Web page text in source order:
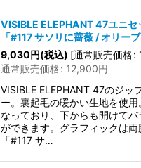
絞り込む
VISIBLE ELEPHANT 47ユニセ
「#117 サソリに薔薇 / オリーブ
9,030円(税込) [通常販売価格:
通常販売価格: 12,900円
VISIBLE ELEPHANT 47のジッ
ー。裏起毛の暖かい生地を使
なっており、下からも開けて
ができます。グラフィックは両
「#117 サ…